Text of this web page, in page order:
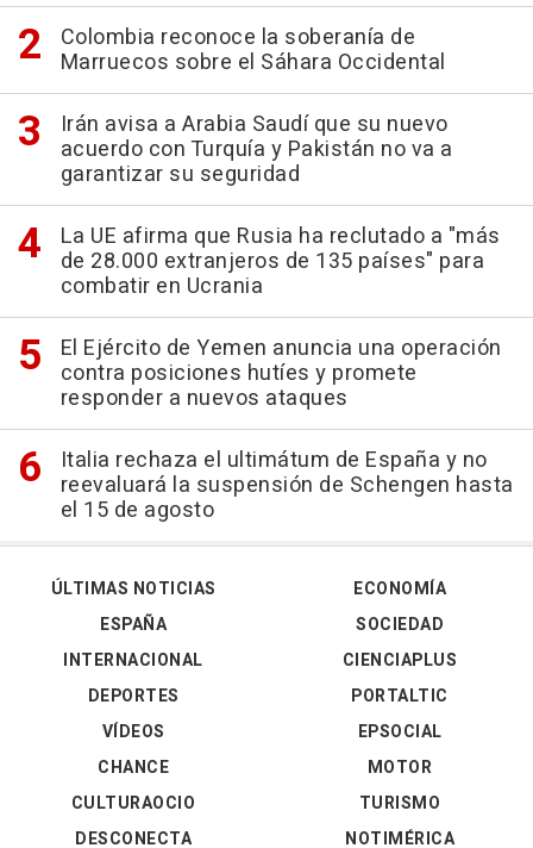
Colombia reconoce la soberanía de
Marruecos sobre el Sáhara Occidental
Irán avisa a Arabia Saudí que su nuevo
acuerdo con Turquía y Pakistán no va a
garantizar su seguridad
La UE afirma que Rusia ha reclutado a "más
de 28.000 extranjeros de 135 países" para
combatir en Ucrania
El Ejército de Yemen anuncia una operación
contra posiciones hutíes y promete
responder a nuevos ataques
Italia rechaza el ultimátum de España y no
reevaluará la suspensión de Schengen hasta
el 15 de agosto
ÚLTIMAS NOTICIAS
ESPAÑA
INTERNACIONAL
DEPORTES
VÍDEOS
ECONOMÍA
SOCIEDAD
CIENCIAPLUS
PORTALTIC
EPSOCIAL
CHANCE
CULTURAOCIO
DESCONECTA
MOTOR
TURISMO
NOTIMÉRICA